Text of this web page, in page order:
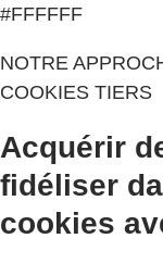
#FFFFFF
NOTRE
COOKIES TIERS
Acquérir
fidéliser
cookies